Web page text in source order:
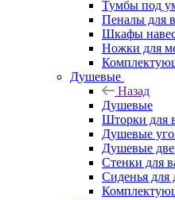
Тумбы под
Пеналы для
Шкафы
Ножки для
Душевые
Назад
Душевые
Шторки для
Душевые
Душевые
Стенки для
Сиденья для